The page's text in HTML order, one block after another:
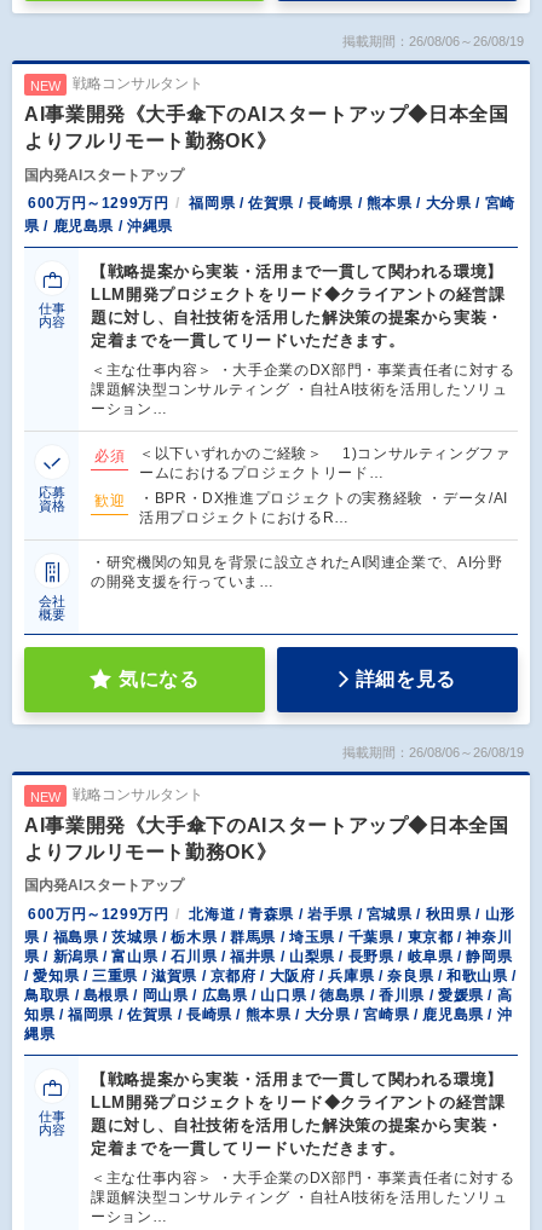
掲載期間：26/08/06～26/08/19
NEW 戦略コンサルタント
AI事業開発《大手傘下のAIスタートアップ◆日本全国
よりフルリモート勤務OK》
国内発AIスタートアップ
600万円～1299万円
福岡県 / 佐賀県 / 長崎県 / 熊本県 / 大分県 / 宮崎
県 / 鹿児島県 / 沖縄県
仕事
内容
【戦略提案から実装・活用まで一貫して関われる環境】
LLM開発プロジェクトをリード◆クライアントの経営課
題に対し、自社技術を活用した解決策の提案から実装・
定着までを一貫してリードいただきます。
＜主な仕事内容＞ ・大手企業のDX部門・事業責任者に対する
課題解決型コンサルティング ・自社AI技術を活用したソリュ
ーション…
応募
資格
必須
＜以下いずれかのご経験＞ 1)コンサルティングファ
ームにおけるプロジェクトリード…
歓迎
・BPR・DX推進プロジェクトの実務経験 ・データ/AI
活用プロジェクトにおけるR…
会社
概要
・研究機関の知見を背景に設立されたAI関連企業で、AI分野
の開発支援を行っていま…
気になる 詳細を見る
掲載期間：26/08/06～26/08/19
NEW 戦略コンサルタント
AI事業開発《大手傘下のAIスタートアップ◆日本全国
よりフルリモート勤務OK》
国内発AIスタートアップ
600万円～1299万円
北海道 / 青森県 / 岩手県 / 宮城県 / 秋田県 / 山形
県 / 福島県 / 茨城県 / 栃木県 / 群馬県 / 埼玉県 / 千葉県 / 東京都 / 神奈川
県 / 新潟県 / 富山県 / 石川県 / 福井県 / 山梨県 / 長野県 / 岐阜県 / 静岡県
/ 愛知県 / 三重県 / 滋賀県 / 京都府 / 大阪府 / 兵庫県 / 奈良県 / 和歌山県 /
鳥取県 / 島根県 / 岡山県 / 広島県 / 山口県 / 徳島県 / 香川県 / 愛媛県 / 高
知県 / 福岡県 / 佐賀県 / 長崎県 / 熊本県 / 大分県 / 宮崎県 / 鹿児島県 / 沖
縄県
仕事
内容
【戦略提案から実装・活用まで一貫して関われる環境】
LLM開発プロジェクトをリード◆クライアントの経営課
題に対し、自社技術を活用した解決策の提案から実装・
定着までを一貫してリードいただきます。
＜主な仕事内容＞ ・大手企業のDX部門・事業責任者に対する
課題解決型コンサルティング ・自社AI技術を活用したソリュ
ーション…